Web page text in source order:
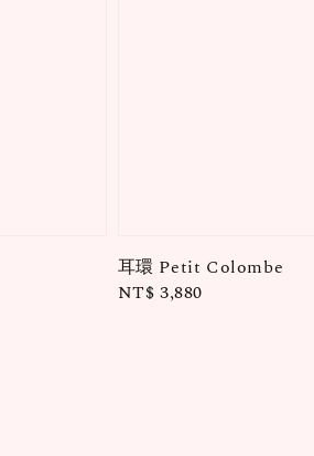
耳環 Petit Colombe
Regular
NT$ 3,880